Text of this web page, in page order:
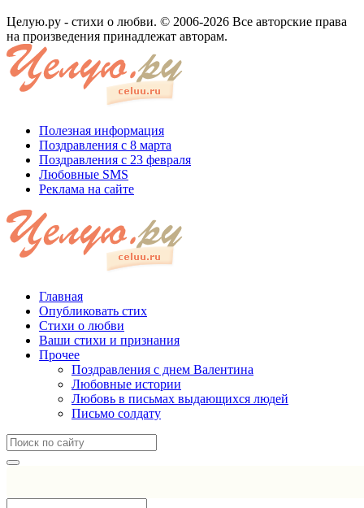
Целую.ру - стихи о любви. © 2006-2026 Все авторские права
на произведения принадлежат авторам.
Полезная информация
Поздравления с 8 марта
Поздравления с 23 февраля
Любовные SMS
Реклама на сайте
Главная
Опубликовать стих
Стихи о любви
Ваши стихи и признания
Прочее
Поздравления с днем Валентина
Любовные истории
Любовь в письмах выдающихся людей
Письмо солдату